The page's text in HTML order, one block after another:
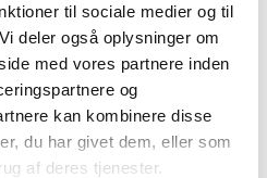
til sociale medier og til
deler også oplysninger om
med vores partnere inden
og
kan kombinere disse
du har givet dem, eller som
af deres tjenester.